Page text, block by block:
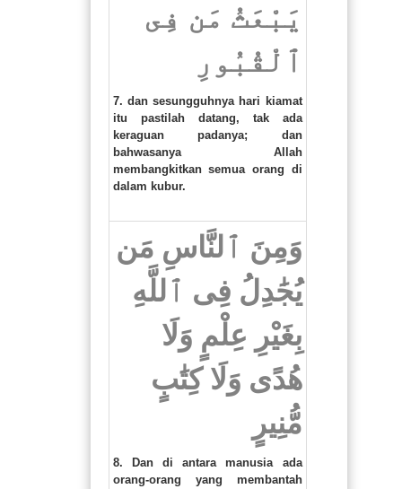
يَبْعَثُ مَن فِى
ٱلْقُبُورِ
7. dan sesungguhnya hari kiamat
itu pastilah datang, tak ada
keraguan padanya; dan
bahwasanya Allah
membangkitkan semua orang di
dalam kubur.
وَمِنَ ٱلنَّاسِ مَن
يُجَٰدِلُ فِى ٱللَّهِ
بِغَيْرِ عِلْمٍ وَلَا
هُدًى وَلَا كِتَٰبٍ
مُّنِيرٍ
8. Dan di antara manusia ada
orang-orang yang membantah